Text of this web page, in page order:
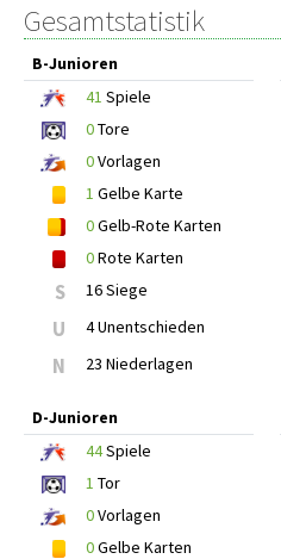
Gesamtstatistik
B-Junioren
41 Spiele
0Tore
0Vorlagen
1 Gelbe Karte
0Gelb-Rote Karten
0Rote Karten
S 16 Siege
U 4 Unentschieden
N 23 Niederlagen
D-Junioren
44Spiele
1 Tor
0Vorlagen
0Gelbe Karten